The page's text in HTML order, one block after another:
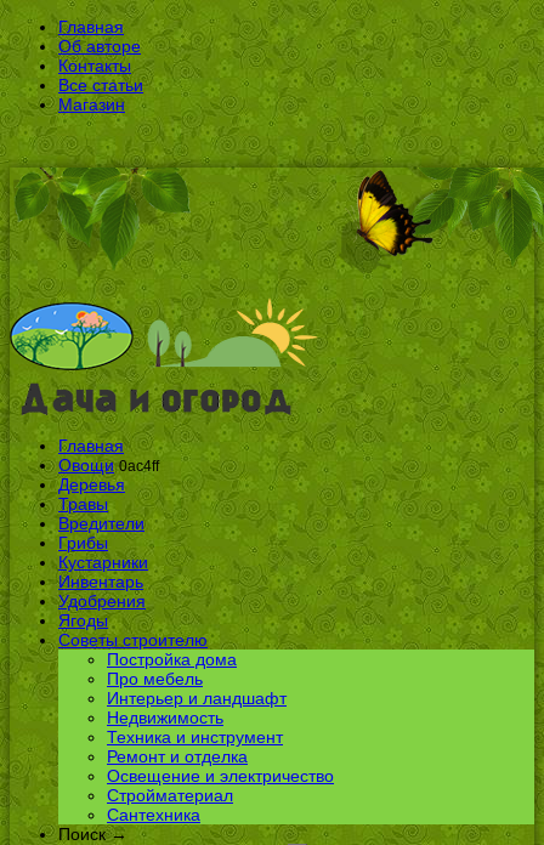
Главная
Об авторе
Контакты
Все статьи
Магазин
Главная
Овощи 0ac4ff
Деревья
Травы
Вредители
Грибы
Кустарники
Инвентарь
Удобрения
Ягоды
Советы строителю
Постройка дома
Про мебель
Интерьер и ландшафт
Недвижимость
Техника и инструмент
Ремонт и отделка
Освещение и электричество
Стройматериал
Сантехника
Поиск →